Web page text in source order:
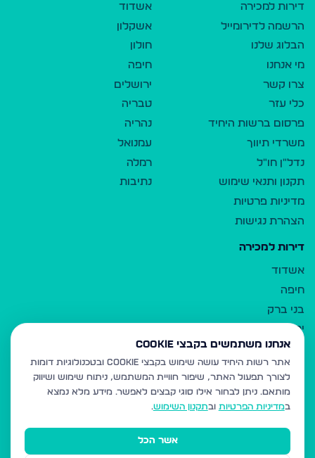
דירות למכירה
הרשמה לדירומייל
הבלוג שלנו
מי אנחנו
צרו קשר
כלי עזר
פרסום ברשות היחיד
משרדי תיווך
נדל"ן חו"ל
תקנון ותנאי שימוש
מדיניות פרטיות
הצהרת נגישות
אשדוד
אשקלון
חולון
חיפה
ירושלים
טבריה
נהריה
עמנואל
רמלה
נתיבות
דירות למכירה
אשדוד
חיפה
בני ברק
ירושלים
אלעד
גבעת זאב
בית שמש
רכסים
מודיעין עילית
אנחנו משתמשים בקבצי Cookie
אתר רשות היחיד עושה שימוש בקבצי Cookie ובטכנולוגיות דומות
לצורך תפעול האתר, שיפור חוויית המשתמש, ניתוח שימוש ושיווק
מותאם. ניתן לבחור אילו סוגי קבצים לאפשר. מידע מלא נמצא
במדיניות הפרטיות ובתקנון השימוש.
אשר הכל